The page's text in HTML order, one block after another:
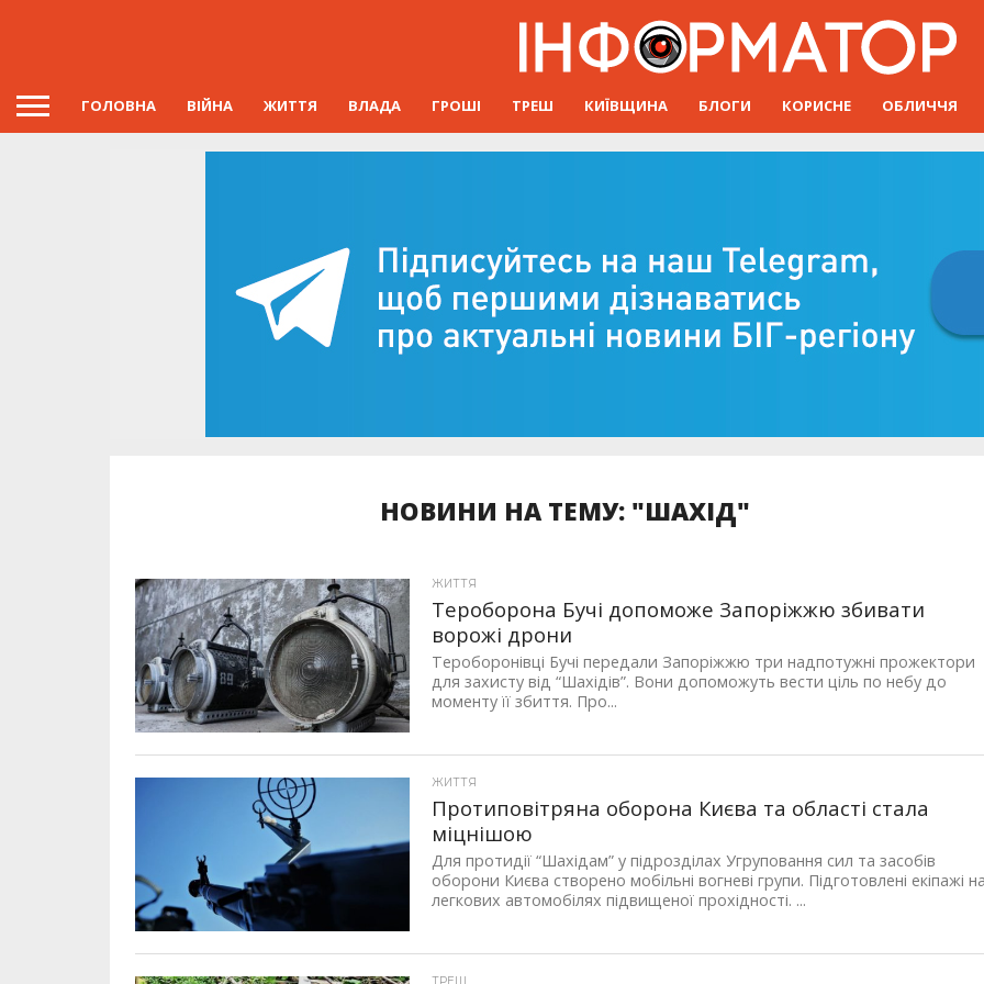
ГОЛОВНА ВІЙНА ЖИТТЯ ВЛАДА ГРОШІ ТРЕШ КИЇВЩИНА БЛОГИ КОРИСНЕ ОБЛИЧЧЯ
НОВИНИ НА ТЕМУ: "ШАХІД"
ЖИТТЯ
Тероборона Бучі допоможе Запоріжжю збивати
ворожі дрони
Тероборонівці Бучі передали Запоріжжю три надпотужні прожектори
для захисту від “Шахідів”. Вони допоможуть вести ціль по небу до
моменту її збиття. Про...
ЖИТТЯ
Протиповітряна оборона Києва та області стала
міцнішою
Для протидії “Шахідам” у підрозділах Угруповання сил та засобів
оборони Києва створено мобільні вогневі групи. Підготовлені екіпажі
легкових автомобілях підвищеної прохідності. ...